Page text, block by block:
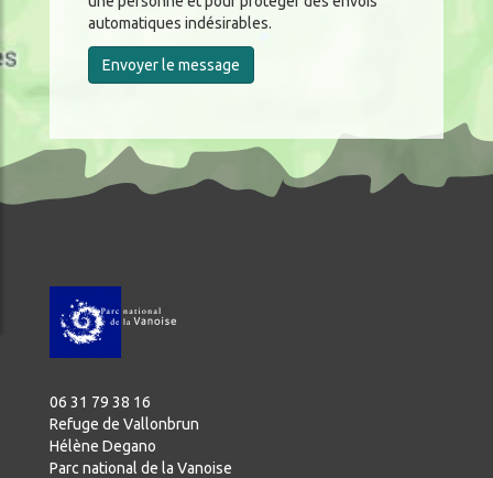
automatiques indésirables.
Envoyer le message
06 31 79 38 16
Refuge de Vallonbrun
Hélène Degano
Parc national de la Vanoise